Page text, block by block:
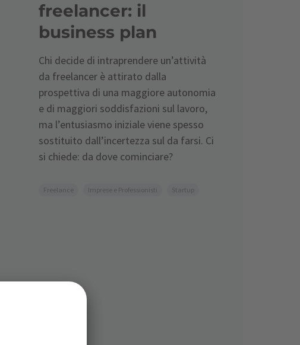
freelancer: il
business plan
Chi decide di intraprendere un’attività
da freelancer è attirato dalla
prospettiva di una maggiore autonomia
e di maggiori soddisfazioni sul lavoro,
ma l’entusiasmo iniziale viene spesso
sostituito dall’incertezza sul da farsi. Ci
si chiede: da dove cominciare?
Freelance Imprese e Professionisti Startup